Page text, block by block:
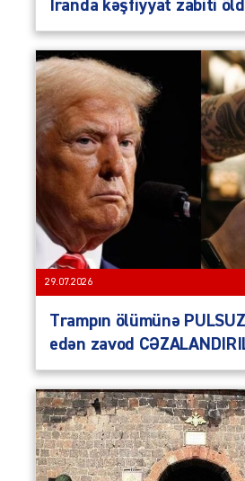
İranda kəşfiyyat zabiti
29.07.2026
Trampın ölümünə
edən zavod